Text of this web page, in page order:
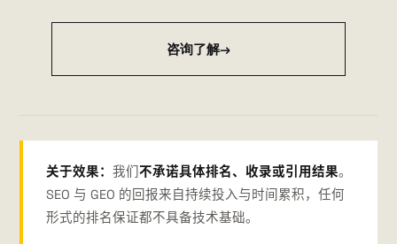
咨询了解→
关于效果： 我们不承诺具体排名、收录或引用结果。
SEO 与 GEO 的回报来自持续投入与时间累积，任何
形式的排名保证都不具备技术基础。